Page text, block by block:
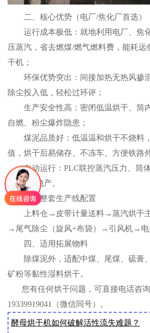
二、核心优势（电厂/焦化厂首选）
运行成本极低：就地利用电厂、焦
压蒸汽，省去燃煤/燃气燃料费，能耗远
干机；
环保优势突出：间接加热无热风掺混
除尘投入低，轻松过环评；
生产安全性高：密闭低温烘干、筒
自燃、粉尘爆炸隐患；
煤泥品质好：低温温和烘干不烧料
值，烘干后易储存、不冻车、方便铁路
自动运行：PLC联控蒸汽压力、筒体
24h连续稳产。
三、整套生产线配置
上料仓→皮带计量送料→蒸汽烘干
→尾气除尘（旋风+布袋）→引风机→电
四、适用拓展物料
除煤泥外，适配中煤、尾煤、硫膏、
矿粉等黏性湿料烘干。
您有任何烘干问题，可直接电话咨询
19339919041（微信同号）。
酵母烘干机如何破解活性流失难题？